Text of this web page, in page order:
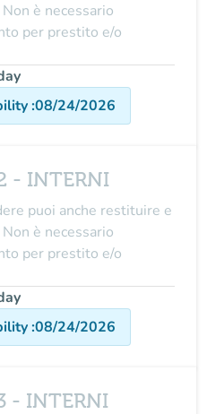
è necessario
per prestito e/o
:08/24/2026
- INTERNI
puoi anche restituire e
è necessario
per prestito e/o
:08/24/2026
- INTERNI